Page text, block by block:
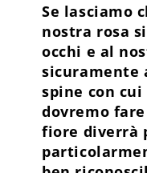
Se lasciamo
nostra rosa
occhi e al
sicuramente
spine con
dovremo
fiore diverrà